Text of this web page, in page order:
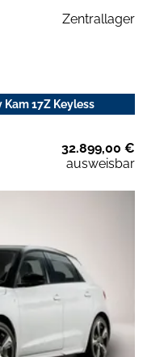
Zentrallager
Kam 17Z Keyless
32.899,00 €
ausweisbar